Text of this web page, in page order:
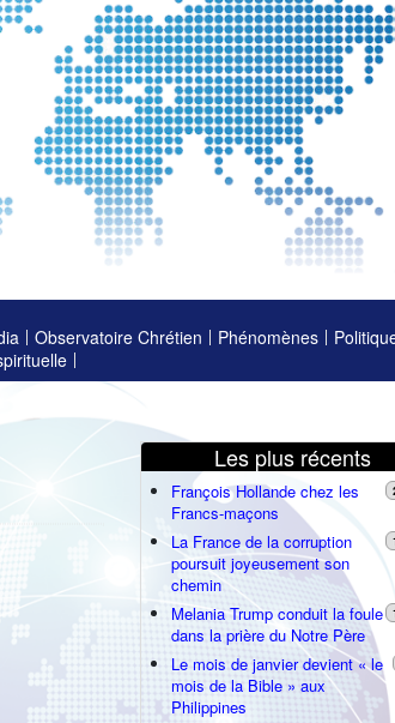
Observatoire Chrétien Phénomènes
Les plus récents
François Hollande chez les
Francs-maçons
La France de la corruption
poursuit joyeusement son
chemin
Melania Trump conduit la foule
dans la prière du Notre Père
Le mois de janvier devient « le
mois de la Bible » aux
Philippines